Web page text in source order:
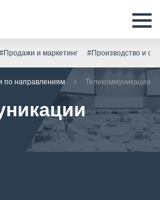
#Продажи и маркетинг #Производство и
по направлениям Телекоммуникации